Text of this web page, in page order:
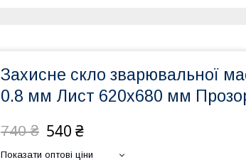
Захисне скло зварювальної
0.8 мм Лист 620x680 мм
740 ₴ 540 ₴
Показати оптові ціни